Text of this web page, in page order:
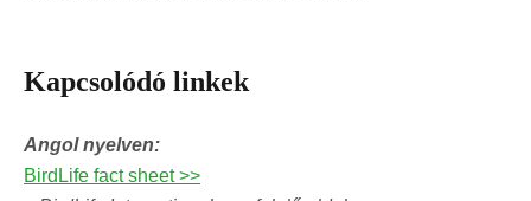
Kapcsolódó linkek
Angol nyelven:
BirdLife fact sheet >>